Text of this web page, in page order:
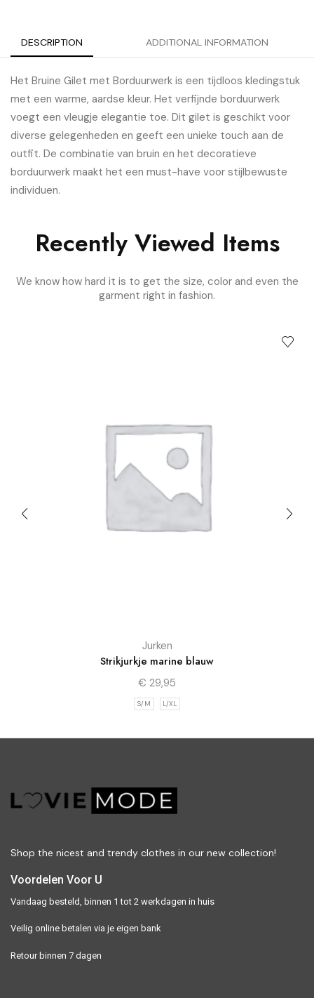
DESCRIPTION ADDITIONAL INFORMATION
Het Bruine Gilet met Borduurwerk is een tijdloos kledingstuk
met een warme, aardse kleur. Het verfijnde borduurwerk
voegt een vleugje elegantie toe. Dit gilet is geschikt voor
diverse gelegenheden en geeft een unieke touch aan de
outfit. De combinatie van bruin en het decoratieve
borduurwerk maakt het een must-have voor stijlbewuste
individuen.
Recently Viewed Items
We know how hard it is to get the size, color and even the
garment right in fashion.
Jurken
Strikjurkje marine blauw
€ 29,95
S/M L/XL
Shop the nicest and trendy clothes in our new collection!
Voordelen Voor U
Vandaag besteld, binnen 1 tot 2 werkdagen in huis
Veilig online betalen via je eigen bank
Retour binnen 7 dagen